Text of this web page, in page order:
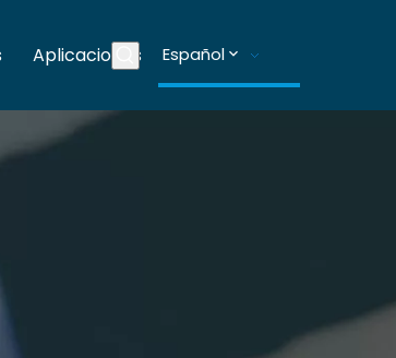
Aplicaciones Blogs
Español